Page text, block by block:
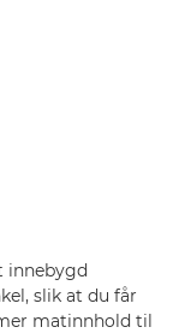
innebygd
slik at du får
matinnhold til